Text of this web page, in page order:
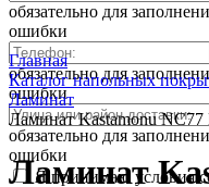
обязательно для
ошибки
обязательно для
ошибки
обязательно для
ошибки
Я принимаю условия
Главная
Каталог напольных
Ламинат
Ламинат Kastamonu NC77
Ламинат